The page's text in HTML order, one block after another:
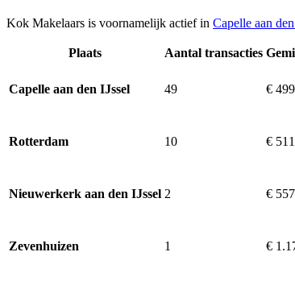
Kok Makelaars is voornamelijk actief in Capelle aan
Plaats Aantal transacties
Capelle aan den IJssel 49 €
Rotterdam 10 €
Nieuwerkerk aan den IJssel 2 €
Zevenhuizen 1 €